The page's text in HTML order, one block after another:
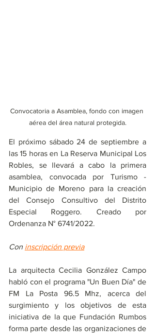
Convocatoria a Asamblea, fondo con imagen
aérea del área natural protegida.
El próximo sábado 24 de septiembre a
las 15 horas en La Reserva Municipal Los
Robles, se llevará a cabo la primera
asamblea, convocada por Turismo -
Municipio de Moreno para la creación
del Consejo Consultivo del Distrito
Especial Roggero. Creado por
Ordenanza N° 6741/2022.
Con inscripción previa
La arquitecta Cecilia González Campo
habló con el programa "Un Buen Día" de
FM La Posta 96.5 Mhz, acerca del
surgimiento y los objetivos de esta
iniciativa de la que Fundación Rumbos
forma parte desde las organizaciones de